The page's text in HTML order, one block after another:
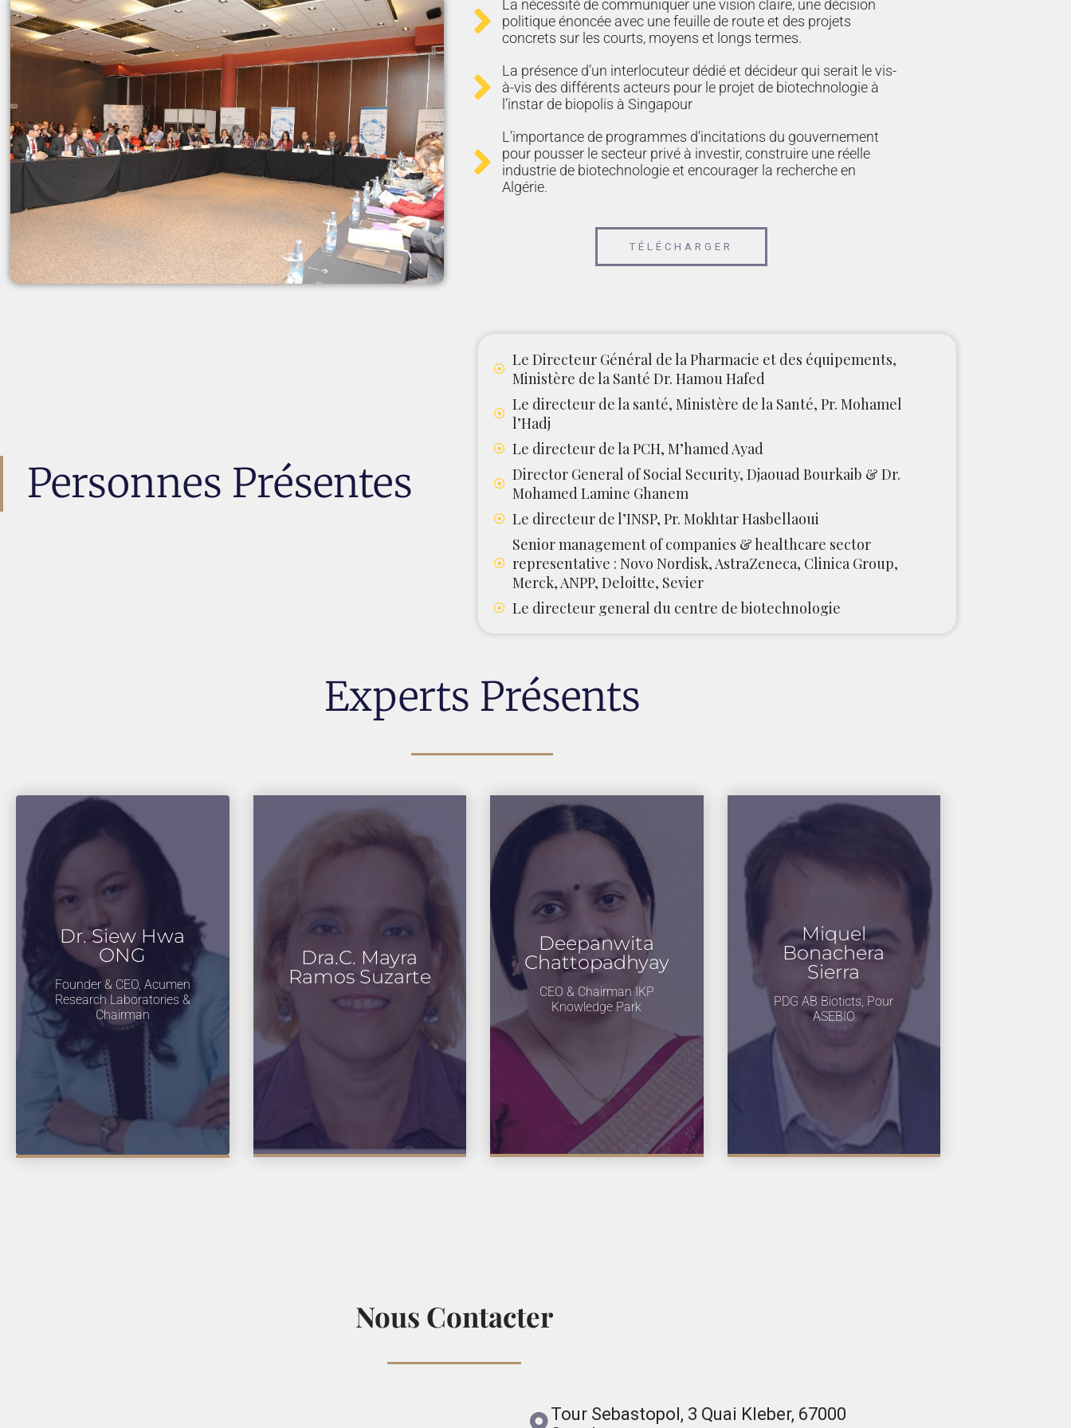
La nécessité de communiquer une vision claire, une décision
politique énoncée avec une feuille de route et des projets
concrets sur les courts, moyens et longs termes.
La présence d’un interlocuteur dédié et décideur qui serait le vis-
à-vis des différents acteurs pour le projet de biotechnologie à
l’instar de biopolis à Singapour
L’importance de programmes d’incitations du gouvernement
pour pousser le secteur privé à investir, construire une réelle
industrie de biotechnologie et encourager la recherche en
Algérie.
TÉLÉCHARGER
Personnes Présentes
Le Directeur Général de la Pharmacie et des équipements,
Ministère de la Santé Dr. Hamou Hafed
Le directeur de la santé, Ministère de la Santé, Pr. Mohamel
l’Hadj
Le directeur de la PCH, M’hamed Ayad
Director General of Social Security, Djaouad Bourkaib & Dr.
Mohamed Lamine Ghanem
Le directeur de l’INSP, Pr. Mokhtar Hasbellaoui
Senior management of companies & healthcare sector
representative : Novo Nordisk, AstraZeneca, Clinica Group,
Merck, ANPP, Deloitte, Sevier
Le directeur general du centre de biotechnologie
Experts Présents
Dr. Siew Hwa
ONG
Founder & CEO, Acumen
Research Laboratories &
Chairman
Dra.C. Mayra
Ramos Suzarte
Deepanwita
Chattopadhyay
CEO & Chairman IKP
Knowledge Park
Miquel
Bonachera
Sierra
PDG AB Bioticts, Pour
ASEBIO
Nous Contacter
Tour Sebastopol, 3 Quai Kleber, 67000